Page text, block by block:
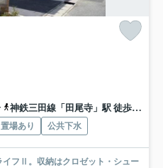
神鉄三田線「田尾寺」駅 徒歩15分
場あり 公共下水
イフⅡ。収納はクロゼット・シュー